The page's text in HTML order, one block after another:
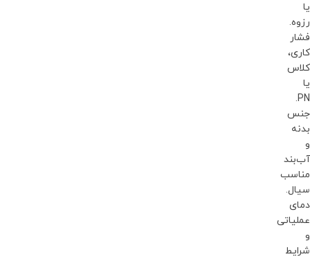
یا
رزوه.
فشار
کاری،
کلاس
یا
PN.
جنس
بدنه
و
آب‌بند
مناسب
سیال.
دمای
عملیاتی
و
شرایط